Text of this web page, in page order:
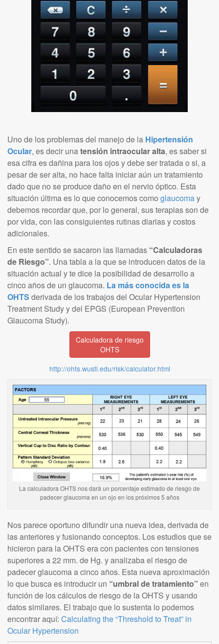
Uno de los problemas del manejo de la Hipertensión
Ocular, es decir unatensión intraocular alta, es saber si
esa cifra es dañina para los ojos y debe ser tratada o si, a
pesar de ser alta, no hace falta iniciar aún un tratamiento
dado que no se produce daño en el nervio óptico. Esta
situación última es lo que conocemos como glaucomay
debemos recordar que, por lo general, sus terapias son de
por vida, con las consiguientes rutinas diarias y costos
adicionales.
En este sentido se sacaron las llamadas “Calculadoras
de Riesgo”. Una tabla a la que se introducen datos de la
situación actual y te dice la posibilidad de desarrollo a
cinco años de un glaucoma. La más conocida es la
OHTS derivada de los trabajos del Ocular Hypertension
Treatment Study y del EPGS (European Prevention
Glaucoma Study).
Calculadora de riesgo
OHTS
http://ohts.wustl.edu/risk/calculator.html
La calculadora OHTS nos dará un porcentaje estimado de riesgo de
padecer glaucoma en un ojo en los próximos 5 años
Nos parece oportuno difundir una nueva idea, derivada de
las anteriores y fusionando conceptos. Los estudios que se
hicieron para la OHTS era con pacientes con tensiones
superiores a 22 mm. de Hg. y analizaba el riesgo de
padecer glaucoma a cinco años. Esta nueva aproximación
lo que busca es introducir un “umbral de tratamiento” en
función de los cálculos de riesgo de la OHTS y usando
datos similares. El trabajo que lo sustenta lo podemos
encontrar aquí: Calculating the “Threshold to Treat” in
Ocular Hypertension